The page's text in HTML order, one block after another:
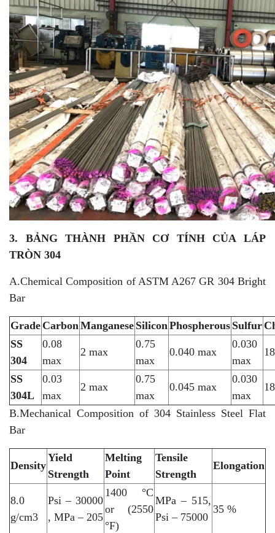
3. BẢNG THÀNH PHẦN CƠ TÍNH CỦA LÁP
TRÒN 304
A.Chemical Composition of ASTM A267 GR 304 Bright
Bar
Grade Carbon Manganese Silicon Phospherous Sulfur
SS
304
0.08
max
2 max
0.75
max
0.040 max
0.030
max
SS
304L
0.03
max
2 max
0.75
max
0.045 max
0.030
max
B.Mechanical Composition of 304 Stainless Steel Flat
Bar
Density
Yield
Strength
Melting
Point
Tensile
Strength
Elongation
8.0
g/cm3
Psi – 30000
, MPa – 205
1400 °C
or (2550
°F)
MPa – 515,
Psi – 75000
35 %